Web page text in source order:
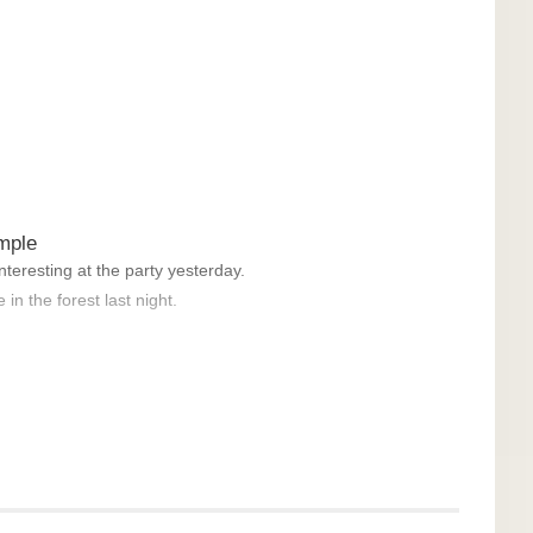
at the party yesterday.
the forest last night.